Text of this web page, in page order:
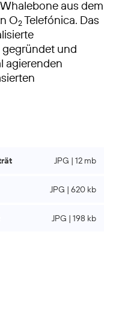
aus dem
O2Telefónica. Das
und
agierenden
JPG | 12 mb
JPG | 620 kb
JPG | 198 kb